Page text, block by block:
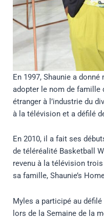
En 1997, Shaunie a
adopter le nom de famille
étranger à l’industrie du
à la télévision et a défilé
En 2010, il a fait ses
de téléréalité Basketball
revenu à la télévision
sa famille, Shaunie’s
Myles a participé au défilé
lors de la Semaine de la